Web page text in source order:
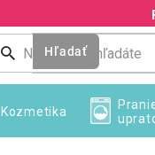
Hľadať
Kozmetika